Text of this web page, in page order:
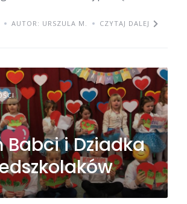
AUTOR: URSZULA M. CZYTAJ DALEJ
Babci i Dziadka